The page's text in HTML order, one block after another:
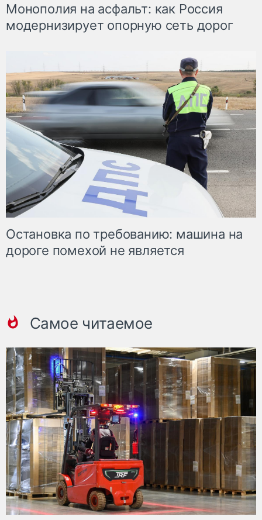
Монополия на асфальт: как Россия
модернизирует опорную сеть дорог
Остановка по требованию: машина на
дороге помехой не является
Самое читаемое